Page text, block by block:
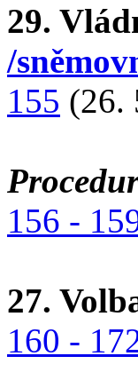
29.
/
155 (26.
156 -
27.
160 -